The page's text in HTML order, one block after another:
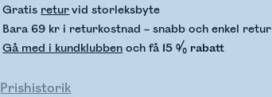
Gratis returvid storleksbyte
Bara 69 kr i returkostnad – snabb och enkel retur
Gå med i kundklubben och få 15 % rabatt
Prishistorik